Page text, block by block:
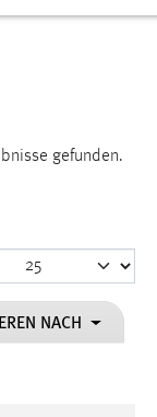
gefunden.
NACH
Funktion der